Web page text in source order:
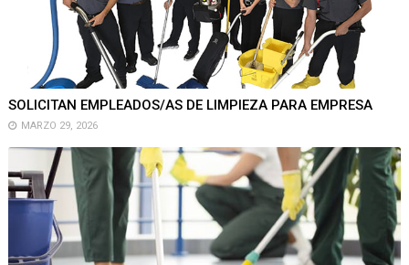
SOLICITAN EMPLEADOS/AS DE LIMPIEZA PARA EMPRESA
MARZO 29, 2026